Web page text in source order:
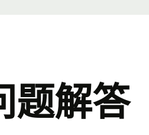
题解答